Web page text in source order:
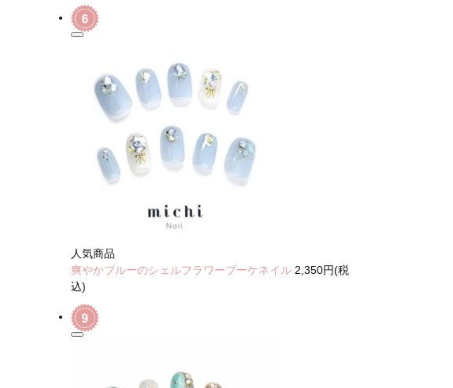
人気商品
爽やかブルーのシェルフラワーブーケネイル 2,350円(税
込)